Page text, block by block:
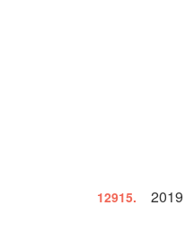
12915. 2019